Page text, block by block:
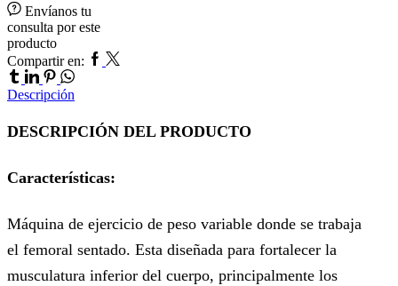
Envíanos tu
consulta por este
producto
Compartir en: Facebook
Twitter
Linkedin
Pinterest
Whatsapp
Descripción
DESCRIPCIÓN DEL PRODUCTO
Características:
Máquina de ejercicio de peso variable donde se trabaja
el femoral sentado. Esta diseñada para fortalecer la
musculatura inferior del cuerpo, principalmente los